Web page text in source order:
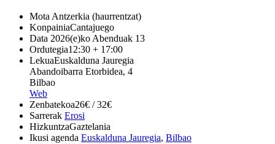
Mota Antzerkia (haurrentzat)
KonpainiaCantajuego
Data 2026(e)ko Abenduak 13
Ordutegia12:30 + 17:00
LekuaEuskalduna Jauregia
Abandoibarra Etorbidea, 4
Bilbao
Web
Zenbatekoa26€ / 32€
Sarrerak Erosi
HizkuntzaGaztelania
Ikusi agenda Euskalduna Jauregia, Bilbao